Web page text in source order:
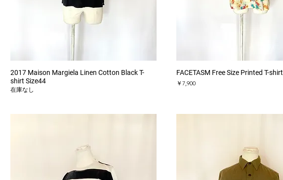
クイックビュー
2017 Maison Margiela Linen Cotton Black T-
shirt Size44
在庫なし
クイックビュー
FACETASM Free Size Printed T-shirt
価格
￥7,900